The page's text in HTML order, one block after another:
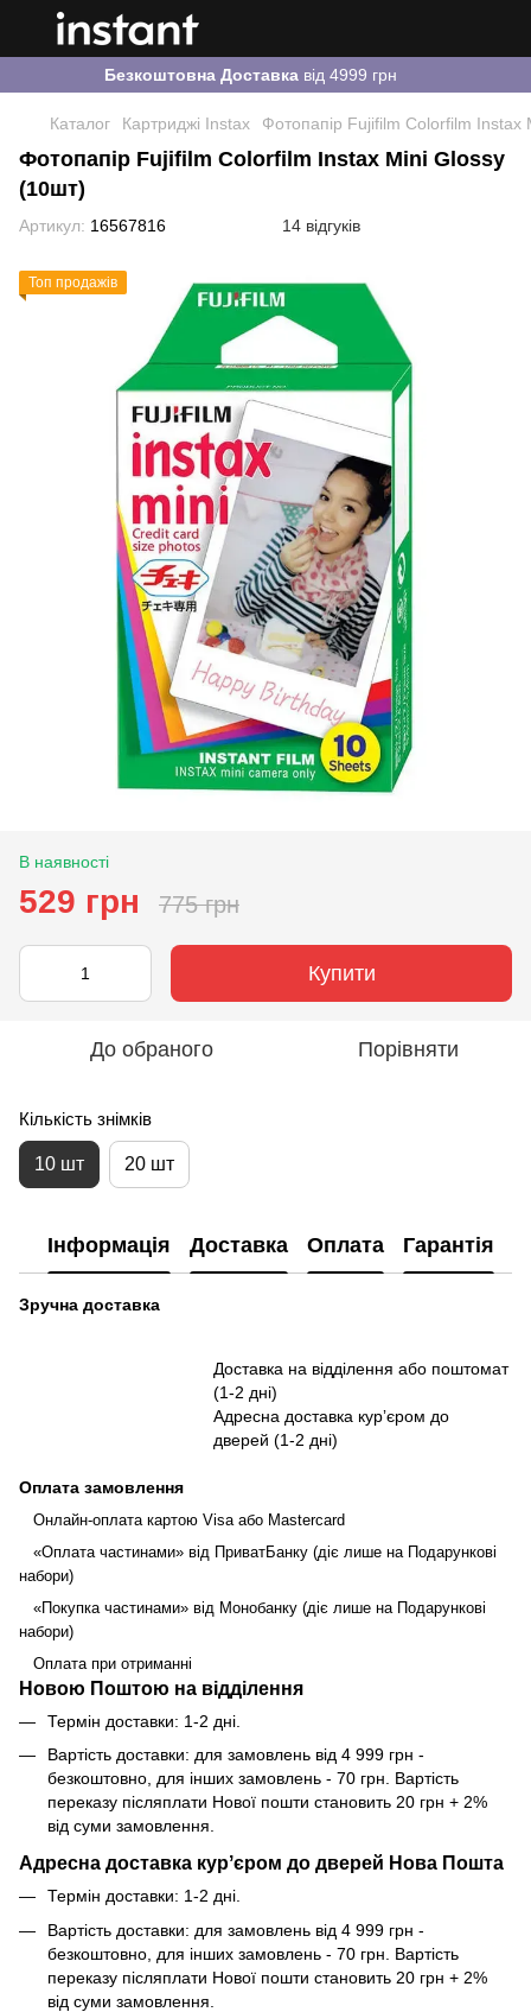
Безкоштовна Доставка від 4999 грн
Каталог Картриджі Instax Фотопапір Fujifilm Colorfilm Instax
Фотопапір Fujifilm Colorfilm Instax Mini Glossy
(10шт)
Артикул: 16567816 14 відгуків
Топ продажів
В наявності
529 грн 775 грн
Купити
До обраного Порівняти
Кількість знімків
10 шт 20 шт
Інформація Доставка Оплата Гарантія
Зручна доставка
Доставка на відділення або поштомат
(1-2 дні)
Адресна доставка курʼєром до
дверей (1-2 дні)
Оплата замовлення
Онлайн-оплата картою Visa або Mastercard
«Оплата частинами» від ПриватБанку (діє лише на Подарункові
набори)
«Покупка частинами» від Монобанку (діє лише на Подарункові
набори)
Оплата при отриманні
Новою Поштою на відділення
Термін доставки: 1-2 дні.
Вартість доставки: для замовлень від 4 999 грн -
безкоштовно, для інших замовлень - 70 грн. Вартість
переказу післяплати Нової пошти становить 20 грн + 2%
від суми замовлення.
Адресна доставка курʼєром до дверей Нова Пошта
Термін доставки: 1-2 дні.
Вартість доставки: для замовлень від 4 999 грн -
безкоштовно, для інших замовлень - 70 грн. Вартість
переказу післяплати Нової пошти становить 20 грн + 2%
від суми замовлення.